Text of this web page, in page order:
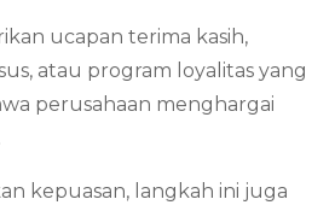
ucapan terima kasih,
atau program loyalitas yang
perusahaan menghargai
kepuasan, langkah ini juga